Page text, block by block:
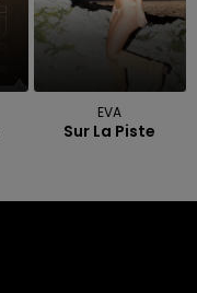
EVA
Sur La Piste